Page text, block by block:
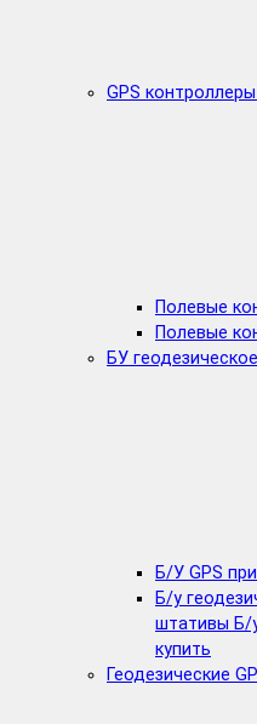
GPS
Полевые
Полевые
БУ
Б/У GPS
Б/у
штативы Б/
купить
Геодезические